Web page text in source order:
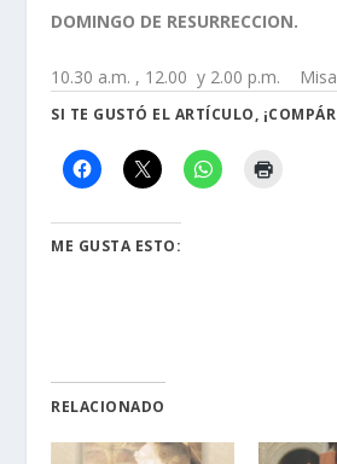
DOMINGO DE RESURRECCION.
10.30 a.m. , 12.00 y 2.00 p.m.
SI TE GUSTÓ EL ARTÍCULO,
ME GUSTA ESTO:
RELACIONADO